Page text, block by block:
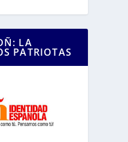
LA
PATRIOTAS